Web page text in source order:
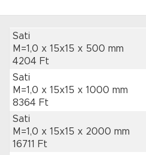
Sati
M=1,0 x 15x15 x 500 mm
4204 Ft
Sati
M=1,0 x 15x15 x 1000 mm
8364 Ft
Sati
M=1,0 x 15x15 x 2000 mm
16711 Ft